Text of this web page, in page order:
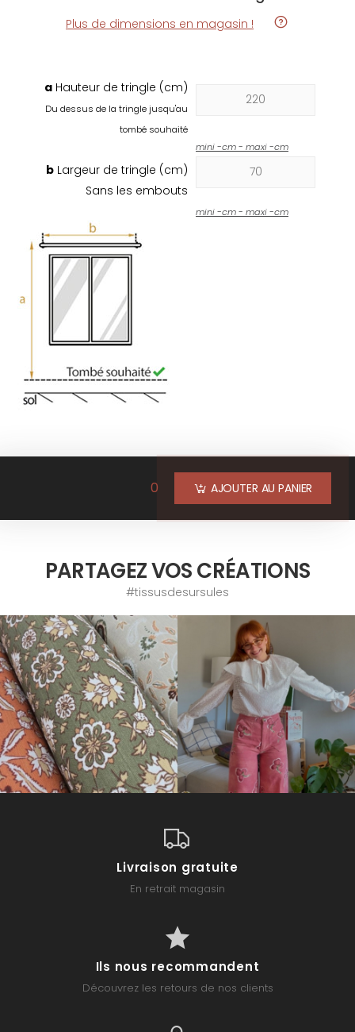
Plus de dimensions en magasin !
a Hauteur de tringle (cm)
Du dessus de la tringle jusqu'au
tombé souhaité
mini-cm - maxi-cm
b Largeur de tringle (cm)
Sans les embouts
mini-cm - maxi-cm
0 AJOUTER AU PANIER
PARTAGEZ VOS CRÉATIONS
#tissusdesursules
Livraison gratuite
En retrait magasin
Ils nous recommandent
Découvrez les retours de nos clients